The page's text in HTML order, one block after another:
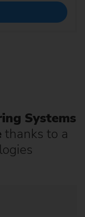
Systems
thanks to a